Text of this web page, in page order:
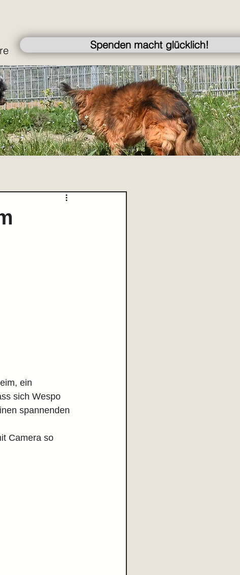
Spenden macht glücklich!
ein
sich Wespo
spannenden
Camera so